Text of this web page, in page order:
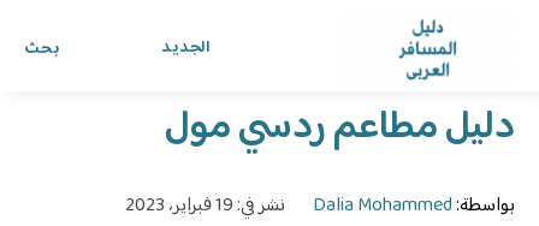
بحث الجديد
دليل المسافر العربي ›الدليل›
دليل مطاعم ردسي مول
بواسطة:Dalia Mohammed نشر في: 19 فبراير، 2023